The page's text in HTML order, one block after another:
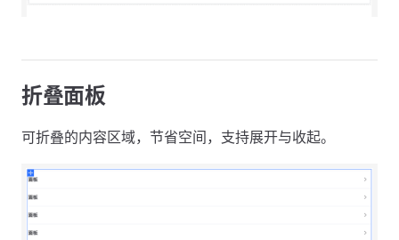
折叠面板
可折叠的内容区域，节省空间，支持展开与收起。